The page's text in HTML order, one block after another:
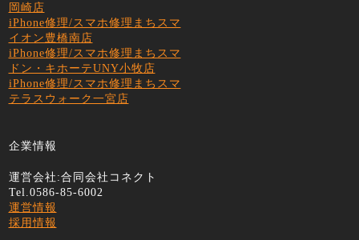
岡崎店
iPhone修理/スマホ修理まちスマ
イオン豊橋南店
iPhone修理/スマホ修理まちスマ
ドン・キホーテUNY小牧店
iPhone修理/スマホ修理まちスマ
テラスウォーク一宮店
企業情報
運営会社:合同会社コネクト
Tel.0586-85-6002
運営情報
採用情報